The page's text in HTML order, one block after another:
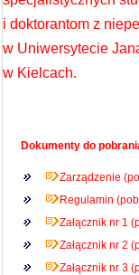
i doktorantom z
w Uniwersytecie
w Kielcach.
Dokumenty do
Zarządzenie
Regulamin
Załącznik nr 1
Załącznik nr 2
Załącznik nr 3